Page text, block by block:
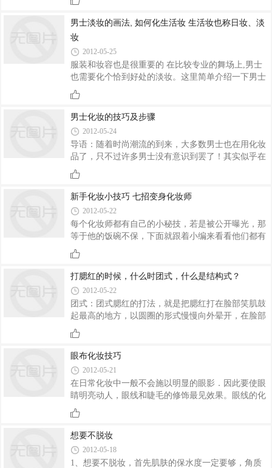
男士淡妆的画法, 如何化生活妆 生活妆也称日妆、淡
妆
2012-05-25
服装和妆容也是很重要的 在比较专业的舞场上,男士
也需要化个恰到好处的淡妆。这里简单介绍一下男士
拉丁妆的画法。和女士一般选用深色粉底一样,男士也
尽量选用偏深棕色的粉底,来使面部轮廓更清晰、肤色
更均匀。脖子和其他需 化妆,而且化妆已不再只
男士化妆的技巧及步骤
2012-05-24
导语：随着时尚潮流的到来，大多数男士也在用化妆
品了，只不过许多男士没有意识到罢了！其实似乎在
许多男性的观念中，化妆品就是涂脂抹粉，是女人的
专利。但男士化妆也是追求健康与活力的一种表现！
新手化妆小技巧 七招变身化妆师
2012-05-22
每个化妆师都有自己的小秘技，若是被公开曝光，那
等于他的饭碗不保，下面就跟着小编来看看他们都有
哪些不想被人知道的小秘诀。这是一般化妆师都不会
告诉你的秘密哦~懂得如此秘籍，离做一个美丽的女
人不远了！
打腮红的时候，什么时团式，什么是结构式？
2012-05-22
团式：团式腮红的打法，就是把腮红打在脸部笑肌鼓
起最高的地方，以圆圈的形式慢慢向外晕开，在脸部
呈现一种圆圆的感觉，这种腮红的打法可以让人觉得
，青春，有活力，在做芭芘妆的时候，这种腮红会让
人有可爱，小公主的感觉。结构式：结构式腮红的打
法，就是在人脸颊侧面凹陷处打胭红，这种腮红的打
法可以让人感觉有气质，冷傲，多半用在走T台的模
特脸上，一来可以修饰脸形，二来可以增加一种西方
的欧式感。
眼布化妆技巧
2012-05-21
在日常化妆中一般不会施以明显的眼影．因此要使眼
睛明亮动人，眼线和睫毛的修饰最见效果。眼线的化
妆方法： 1、若要修正眼尾形状位置，则先在镜中找
准位置将眼线笔笔尖点在此处，闭上眼睛小心地画向
眼睫毛根处再延续到2/3眼线处.2、 若眼睛形状本身
较好．只需将眼线笔顺着睫毛根部由里而外描画即
可。
想要不脱妆
2012-05-18
1、想要不脱妆，首先肌肤的保水度一定要够，角质